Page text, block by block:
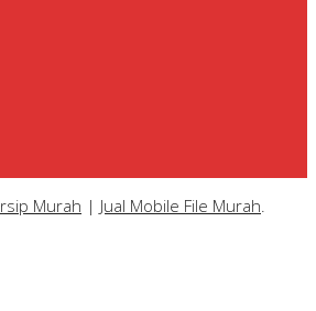
Murah | Jual Mobile File Murah